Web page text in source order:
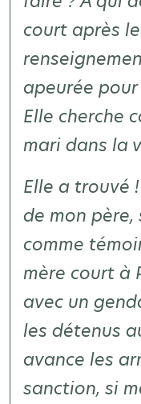
court après
apeurée
Elle cherche
mari dans la
Elle a trouvé
de mon
comme
mère court à
avec un
les détenus
avance les
sanction, si